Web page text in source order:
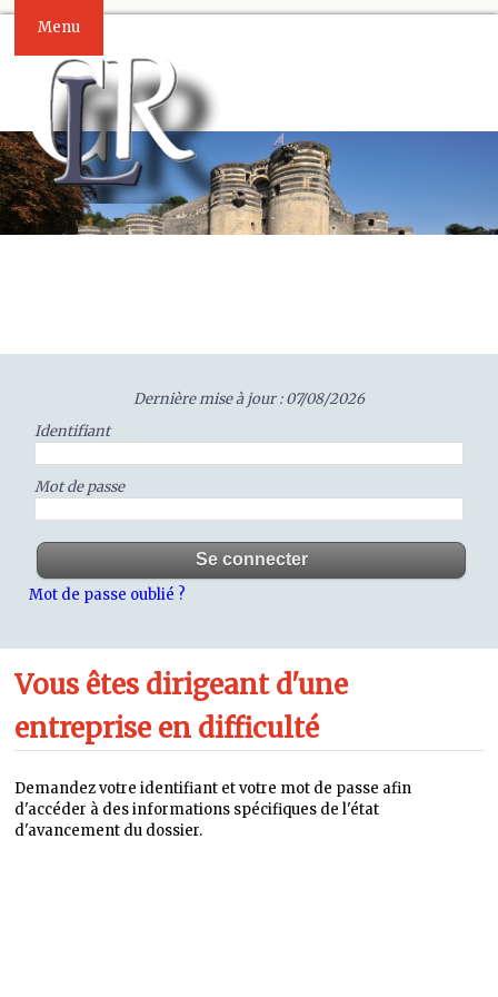
Menu
Dernière mise à jour : 07/08/2026
Identifiant
Mot de passe
Mot de passe oublié ?
Vous êtes dirigeant d'une
entreprise en difficulté
Demandez votre identifiant et votre mot de passe afin
d'accéder à des informations spécifiques de l'état
d'avancement du dossier.